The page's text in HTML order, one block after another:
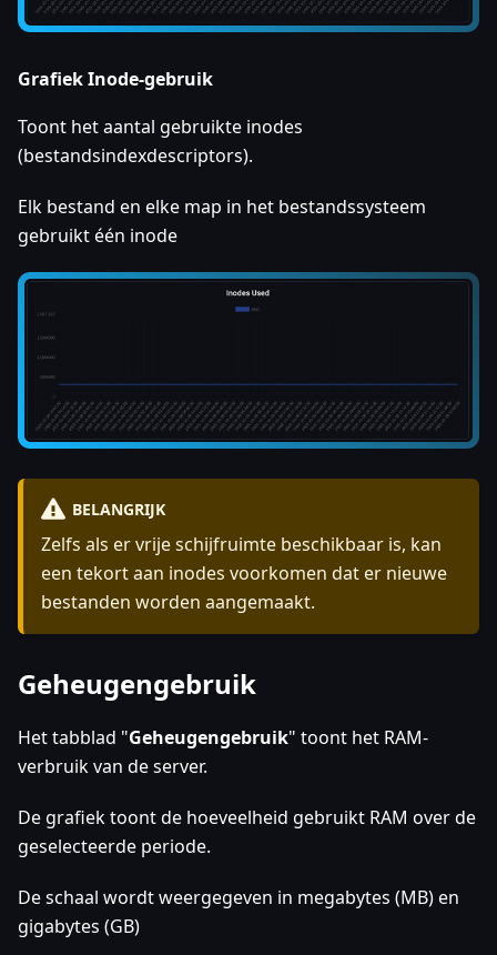
Grafiek Inode-gebruik
Toont het aantal gebruikte inodes
(bestandsindexdescriptors).
Elk bestand en elke map in het bestandssysteem
gebruikt één inode
BELANGRIJK
Zelfs als er vrije schijfruimte beschikbaar is, kan
een tekort aan inodes voorkomen dat er nieuwe
bestanden worden aangemaakt.
Geheugengebruik
Het tabblad "Geheugengebruik" toont het RAM-
verbruik van de server.
De grafiek toont de hoeveelheid gebruikt RAM over de
geselecteerde periode.
De schaal wordt weergegeven in megabytes (MB) en
gigabytes (GB)